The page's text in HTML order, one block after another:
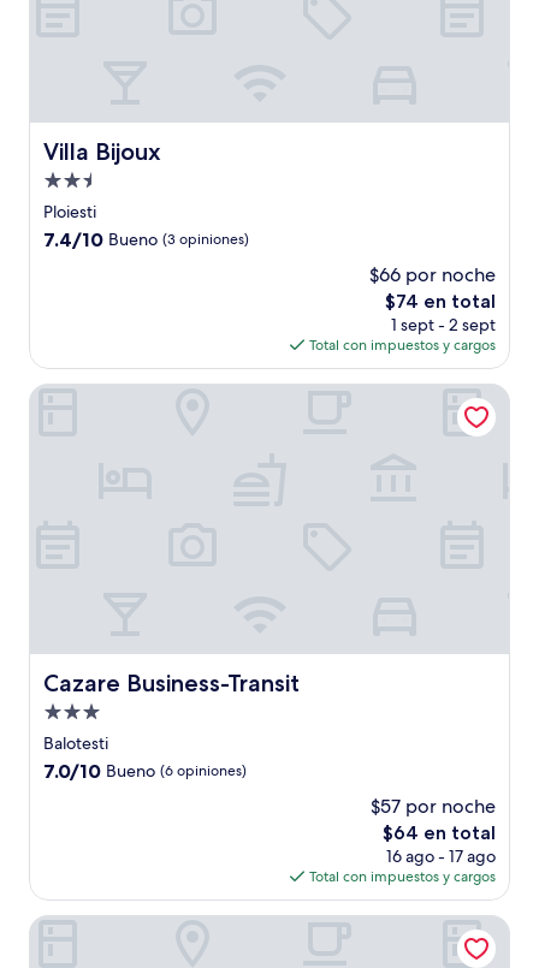
Villa Bijoux
Villa Bijoux
Propiedad
de
2.5
Ploiesti
7.4
7.4/10 Bueno (3 opiniones)
$66 por noche
El
precio
actual
es
de
$74 en total
1 sept - 2 sept
Total con impuestos y cargos
Cazare Business-Transit
Cazare Business-Transit
Propiedad
de
3.0
Balotesti
7.0
7.0/10 Bueno (6 opiniones)
$57 por noche
El
precio
actual
es
de
$64 en total
16 ago - 17 ago
Total con impuestos y cargos
Cazare Business-Transit
Otopeni Suites by CityBookings